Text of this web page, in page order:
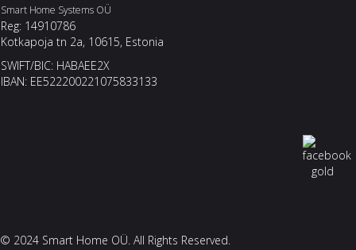
Smart Home Systems OÜ
Reg: 14910786
Kotkapoja tn 2a, 10615, Estonia
SWIFT/BIC: HABAEE2X
IBAN: EE522200221075833133
© 2024 Smart Home OÜ. All Rights Reserved.